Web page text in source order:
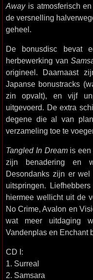
Awayis atmosferisch
de versnelling
geheel.
De bonusdisc bevat
herbewerking van
origineel. Daarnaast
Japanse bonustracks
zin opvalt), en vijf
uitgevoerd. De extra
degene die al van
verzameling toe te
Tangled In Dreamis een
zijn benadering en
Desondanks zijn er
uitspringen.
hiermee wellicht uit de
No Crime, Avalon en
wat meer uitdaging
Vandenplas en Enchant
CD I:
1. Surreal
2. Samsara